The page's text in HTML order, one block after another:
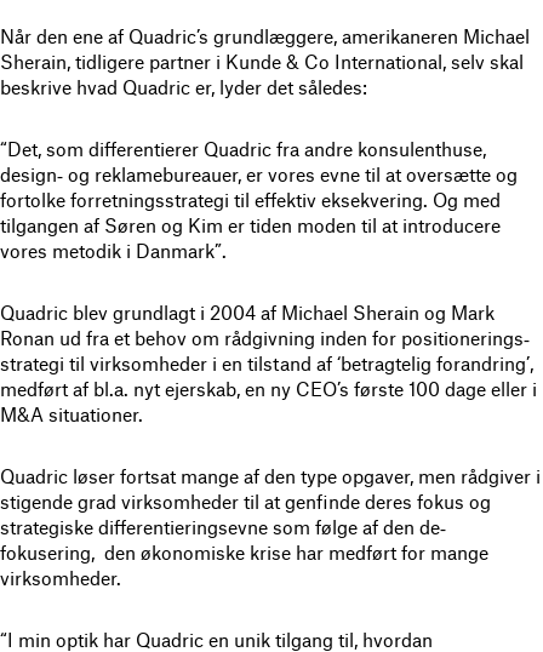
Når den ene af Quadric’s grundlæggere, amerikaneren Michael
Sherain, tidligere partner i Kunde & Co International, selv skal
beskrive hvad Quadric er, lyder det således:
“Det, som differentierer Quadric fra andre konsulenthuse,
design‐ og reklamebureauer, er vores evne til at oversætte og
fortolke forretningsstrategi til effektiv eksekvering. Og med
tilgangen af Søren og Kim er tiden moden til at introducere
vores metodik i Danmark”.
Quadric blev grundlagt i 2004 af Michael Sherain og Mark
Ronan ud fra et behov om rådgivning inden for positionerings‐
strategi til virksomheder i en tilstand af ‘betragtelig forandring’,
medført af bl.a. nyt ejerskab, en ny CEO’s første 100 dage eller i
M&A situationer.
Quadric løser fortsat mange af den type opgaver, men rådgiver i
stigende grad virksomheder til at genfinde deres fokus og
strategiske differentieringsevne som følge af den de‐
fokusering, den økonomiske krise har medført for mange
virksomheder.
“I min optik har Quadric en unik tilgang til, hvordan